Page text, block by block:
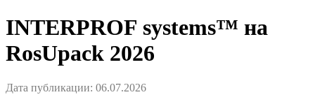
INTERPROF systems™ на
RosUpack 2026
Дата публикации: 06.07.2026